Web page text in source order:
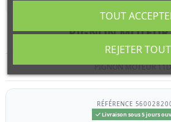
PIGNON MOTEUR
PIGNON MOTEUR
RÉFÉRENCE
Livraison sous 5 jours
REJETER TOUT
TOUT